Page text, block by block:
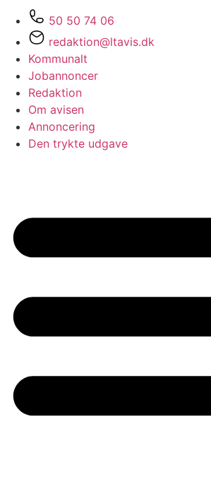
50 50 74 06
redaktion@ltavis.dk
Kommunalt
Jobannoncer
Redaktion
Om avisen
Annoncering
Den trykte udgave